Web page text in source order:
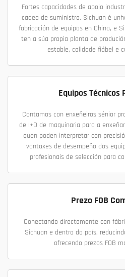
Fortes capacidades de apoio
cadea de suministro. Sichuan é
fabricación de equipos en China, e
ten a súa propia planta de
estable, calidade fiábel e
Equipos Técnicos
Contamos con enxeñeiros sénior
de I+D de maquinaria para a
quen poden interpretar con
vantaxes de desempeño dos
profesionais de selección para
Prezo FOB
Conectando directamente con
Sichuan e dentro do país,
ofrecendo prezos FOB